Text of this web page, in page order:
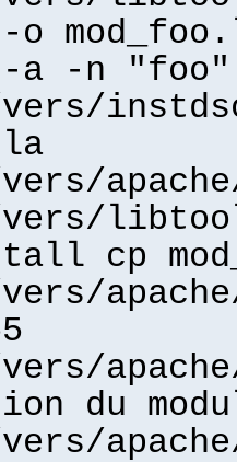
-n "foo"
vers/
cp
du